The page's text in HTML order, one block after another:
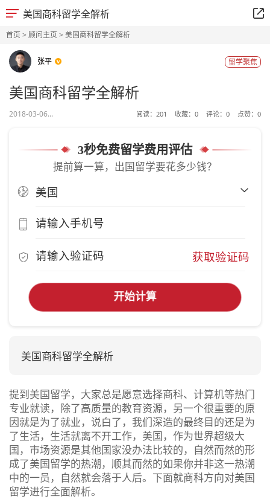
美国商科留学全解析
首页> 顾问主页> 美国商科留学全解析
张平 留学聚焦
美国商科留学全解析
2018-03-06... 阅读： 201 收藏： 0 评论： 0 点赞： 0
3秒免费留学费用评估
提前算一算，出国留学要花多少钱？
获取验证码
开始计算
美国商科留学全解析
提到美国留学，大家总是愿意选择商科、计算机等热门
专业就读，除了高质量的教育资源，另一个很重要的原
因就是为了就业，说白了，我们深造的最终目的还是为
了生活，生活就离不开工作，美国，作为世界超级大
国，市场资源是其他国家没办法比较的，自然而然的形
成了美国留学的热潮，顺其而然的如果你并非这一热潮
中的一员，自然就会落于人后。下面就商科方向对美国
留学进行全面解析。